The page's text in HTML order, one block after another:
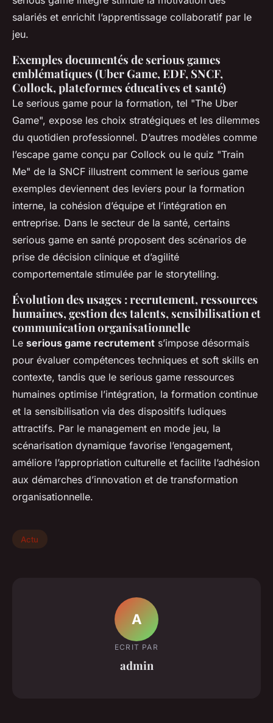
salariés et enrichit l’apprentissage collaboratif par le
jeu.
Exemples documentés de serious games
emblématiques (Uber Game, EDF, SNCF,
Collock, plateformes éducatives et santé)
Le serious game pour la formation, tel "The Uber
Game", expose les choix stratégiques et les dilemmes
du quotidien professionnel. D’autres modèles comme
l’escape game conçu par Collock ou le quiz "Train
Me" de la SNCF illustrent comment le serious game
exemples deviennent des leviers pour la formation
interne, la cohésion d’équipe et l’intégration en
entreprise. Dans le secteur de la santé, certains
serious game en santé proposent des scénarios de
prise de décision clinique et d’agilité
comportementale stimulée par le storytelling.
Évolution des usages : recrutement, ressources
humaines, gestion des talents, sensibilisation et
communication organisationnelle
Le serious game recrutement s’impose désormais
pour évaluer compétences techniques et soft skills en
contexte, tandis que le serious game ressources
humaines optimise l’intégration, la formation continue
et la sensibilisation via des dispositifs ludiques
attractifs. Par le management en mode jeu, la
scénarisation dynamique favorise l’engagement,
améliore l’appropriation culturelle et facilite l’adhésion
aux démarches d’innovation et de transformation
organisationnelle.
Actu
A
ECRIT PAR
admin